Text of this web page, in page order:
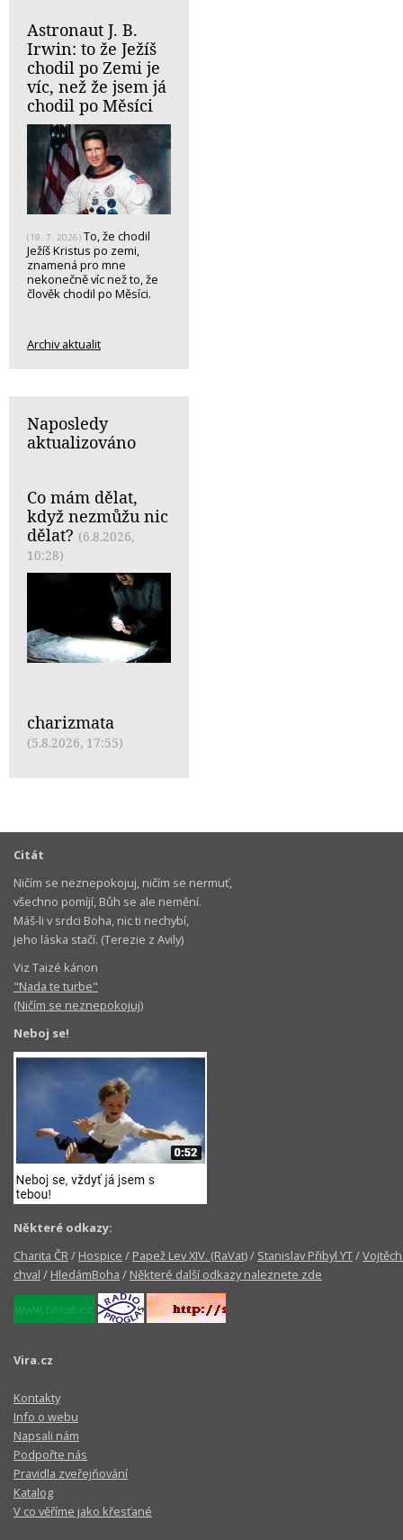
Astronaut J. B.
Irwin: to že Ježíš
chodil po Zemi je
víc, než že jsem já
chodil po Měsíci
(19. 7. 2026) To, že chodil
Ježíš Kristus po zemi,
znamená pro mne
nekonečně víc než to, že
člověk chodil po Měsíci.
Archiv aktualit
Naposledy
aktualizováno
Co mám dělat,
když nezmůžu nic
dělat? (6.8.2026,
10:28)
charizmata
(5.8.2026, 17:55)
Citát
Ničím se neznepokojuj, ničím se nermuť,
všechno pomíjí, Bůh se ale nemění.
Máš-li v srdci Boha, nic ti nechybí,
jeho láska stačí. (Terezie z Avily)
Viz Taizé kánon
"Nada te turbe"
(Ničím se neznepokojuj)
Neboj se!
Některé odkazy:
Charita ČR / Hospice / Papež Lev XIV. (RaVat)/ Stanislav Přibyl YT/
chval / HledámBoha / Některé další odkazy naleznete zde
Vira.cz
Kontakty
Info o webu
Napsali nám
Podpořte nás
Pravidla zveřejňování
Katalog
V co věříme jako křesťané